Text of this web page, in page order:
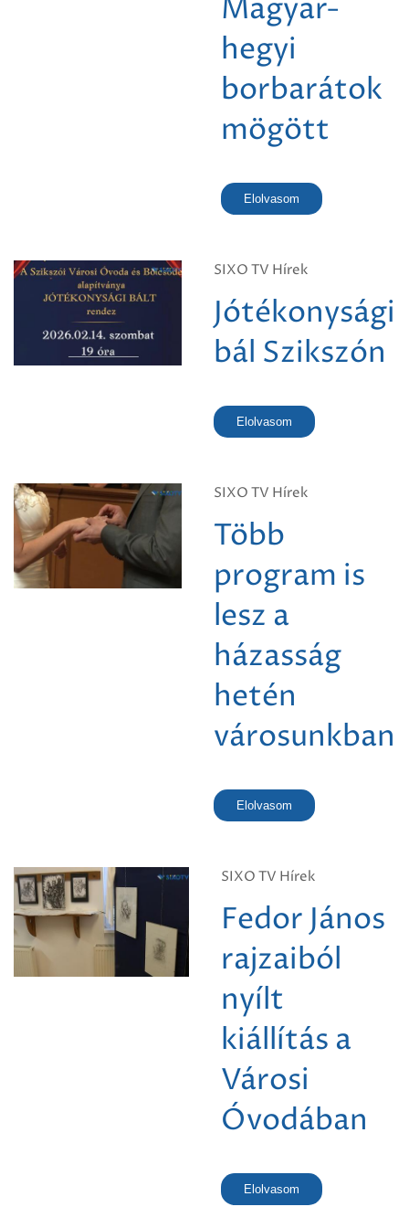
Magyar-
hegyi
borbarátok
mögött
Elolvasom
SIXO TV Hírek
Jótékonysági
bál Szikszón
Elolvasom
SIXO TV Hírek
Több
program is
lesz a
házasság
hetén
városunkban
Elolvasom
SIXO TV Hírek
Fedor János
rajzaiból
nyílt
kiállítás a
Városi
Óvodában
Elolvasom